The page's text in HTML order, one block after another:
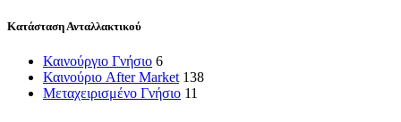
Κατάσταση Ανταλλακτικού
Καινούργιο Γνήσιο 6
Καινούριο After Market 138
Μεταχειρισμένο Γνήσιο 11